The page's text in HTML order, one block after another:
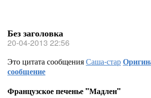
Без заголовка
20-04-2013 22:56
Это цитата сообщенияСаша-стар
сообщение
Французское печенье "Мадлен"